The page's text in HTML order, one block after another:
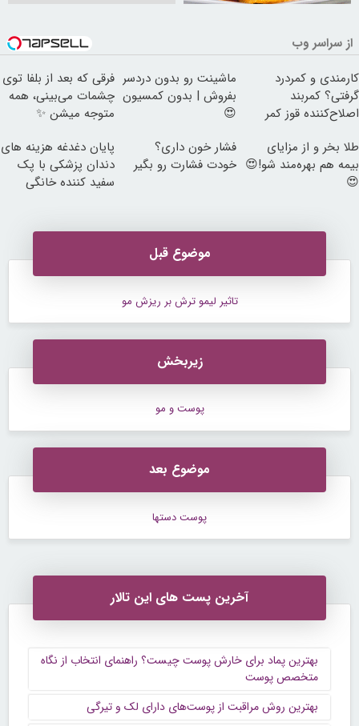
از سراسر وب
کارمندی و کمردرد
گرفتی؟ کمربند
اصلاح‌کننده قوز کمر
ماشینت رو بدون دردسر
بفروش | بدون کمسیون
😍
فرقی که بعد از بلفا توی
چشمات می‌بینی، همه
متوجه میشن ✨
طلا بخر و از مزایای
بیمه هم بهره‌مند شو!😍
😍
فشار خون داری؟
خودت فشارت رو بگیر
پایان دغدغه هزینه های
دندان پزشکی با پک
سفید کننده خانگی
موضوع قبل
تاثیر لیمو ترش بر ریزش مو
زیربخش
پوست و مو
موضوع بعد
پوست دستها
آخرین پست های این تالار
بهترین پماد برای خارش پوست چیست؟ راهنمای انتخاب از نگاه
متخصص پوست
بهترین روش مراقبت از پوست‌های دارای لک و تیرگی